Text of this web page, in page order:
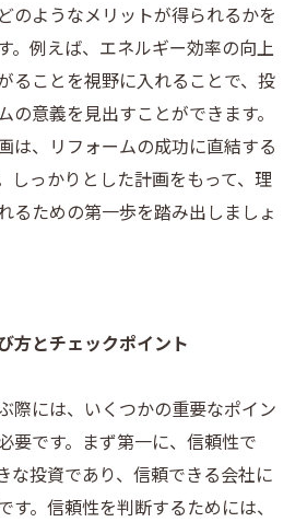
のようなメリットが得られるかを
。例えば、エネルギー効率の向上
ることを視野に入れることで、投
の意義を見出すことができます。
は、リフォームの成功に直結する
しっかりとした計画をもって、理
るための第一歩を踏み出しましょ
方とチェックポイント
際には、いくつかの重要なポイン
要です。まず第一に、信頼性で
な投資であり、信頼できる会社に
。信頼性を判断するためには、